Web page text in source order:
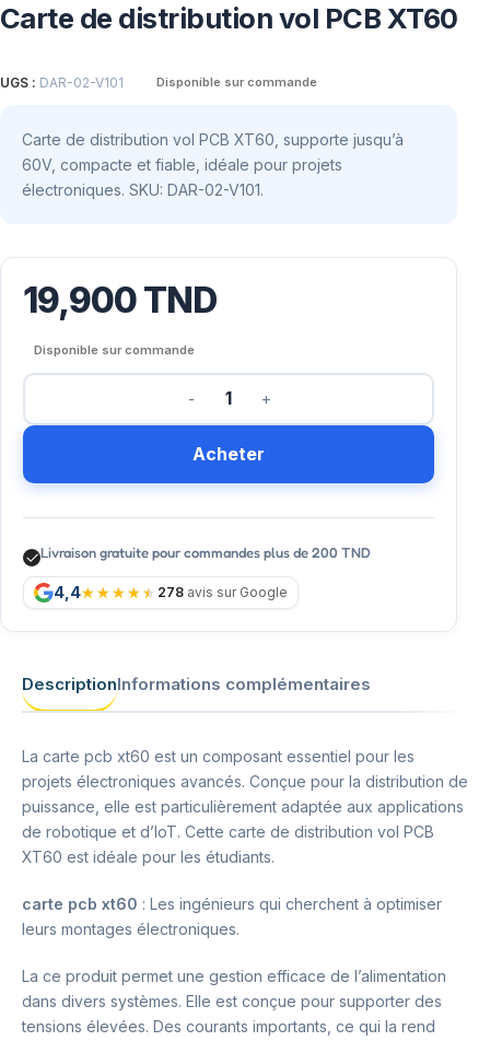
Carte de distribution vol PCB XT60
UGS : DAR-02-V101 Disponible sur commande
Carte de distribution vol PCB XT60, supporte jusqu’à
60V, compacte et fiable, idéale pour projets
électroniques. SKU: DAR-02-V101.
19,900TND
Disponible sur commande
Acheter
Livraison gratuite pour commandes plus de 200 TND
4,4 278 avis sur Google
DescriptionInformations complémentaires
La carte pcb xt60 est un composant essentiel pour les
projets électroniques avancés. Conçue pour la distribution de
puissance, elle est particulièrement adaptée aux applications
de robotique et d’IoT. Cette carte de distribution vol PCB
XT60 est idéale pour les étudiants.
carte pcb xt60 : Les ingénieurs qui cherchent à optimiser
leurs montages électroniques.
La ce produit permet une gestion efficace de l’alimentation
dans divers systèmes. Elle est conçue pour supporter des
tensions élevées. Des courants importants, ce qui la rend